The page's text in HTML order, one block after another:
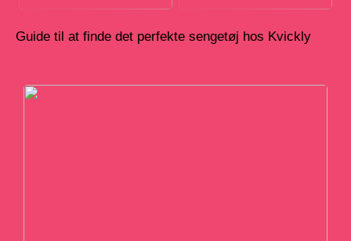
Guide til at finde det perfekte sengetøj hos Kvickly